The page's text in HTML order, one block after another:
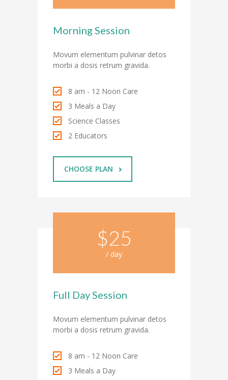
Morning Session
Movum elementum pulvinar detos
morbi a dosis retrum gravida.
8 am - 12 Noon Care
3 Meals a Day
Science Classes
2 Educators
CHOOSE PLAN
$25
/ day
Full Day Session
Movum elementum pulvinar detos
morbi a dosis retrum gravida.
8 am - 12 Noon Care
3 Meals a Day